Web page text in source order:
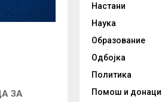
ЗА
Настани
Наука
Образование
Одбојка
Политика
Помош и